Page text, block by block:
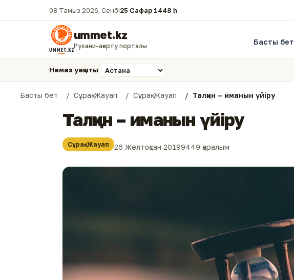
08 Тамыз 2026, Сенбі25 Сафар 1448 һ.
ummet.kz
Рухани-ағарту порталы Басты бет
Намаз уақыты
Басты бет Сұрақ-Жауап Сұрақ-Жауап Талқин – иманын үйіру
Талқин – иманын үйіру
Сұрақ-Жауап 26 Желтоқсан 20199449 қаралым